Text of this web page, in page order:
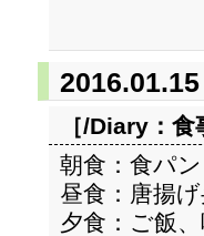
2016.01.15
［/Diary： 食
朝食：食パ
昼食：唐揚げ
夕食：ご飯